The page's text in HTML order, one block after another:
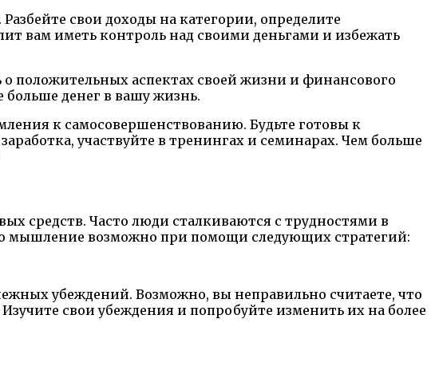
свои доходы на категории, определите
вам иметь контроль над своими деньгами и избежать
о положительных аспектах своей жизни и финансового
больше денег в вашу жизнь.
к самосовершенствованию. Будьте готовы к
участвуйте в тренингах и семинарах. Чем больше
средств. Часто люди сталкиваются с трудностями в
мышление возможно при помощи следующих стратегий:
убеждений. Возможно, вы неправильно считаете, что
свои убеждения и попробуйте изменить их на более